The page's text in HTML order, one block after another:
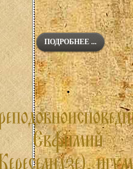
ПОДРОБНЕЕ ...